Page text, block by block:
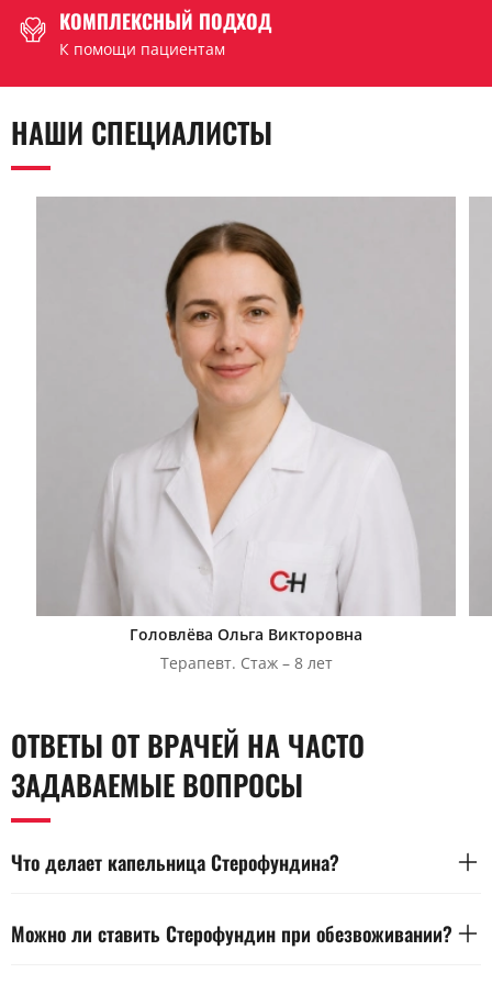
КОМПЛЕКСНЫЙ ПОДХОД
К помощи пациентам
НАШИ СПЕЦИАЛИСТЫ
Головлёва Ольга Викторовна
Терапевт. Стаж – 8 лет
ОТВЕТЫ ОТ ВРАЧЕЙ НА ЧАСТО
ЗАДАВАЕМЫЕ ВОПРОСЫ
Что делает капельница Стерофундина?
организме. Раствор помогает поддерживать водно-солевой
баланс и кислотно-щелочное равновесие крови. Его
Можно ли ставить Стерофундин при обезвоживании?